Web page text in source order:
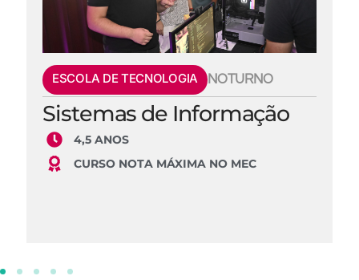
ESCOLA DE TECNOLOGIA NOTURNO
Sistemas de Informação
4,5 ANOS
CURSO NOTA MÁXIMA NO MEC